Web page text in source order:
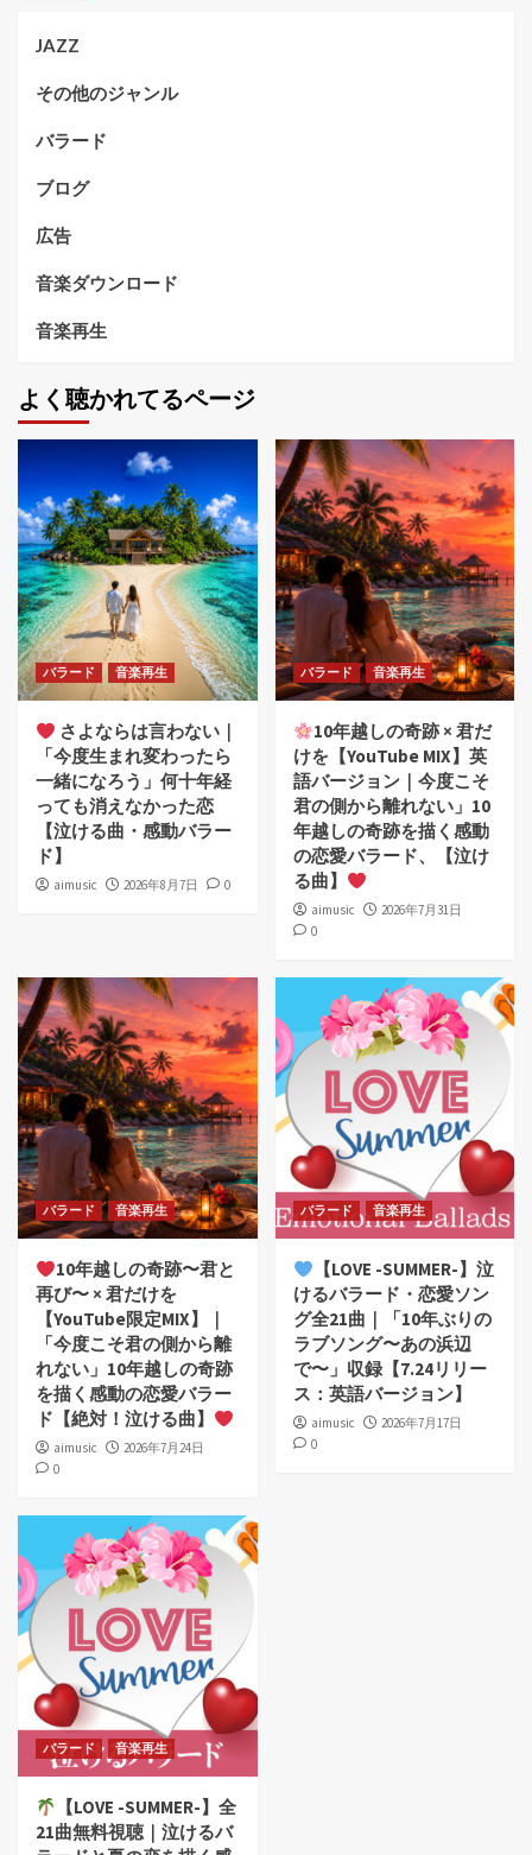
JAZZ
その他のジャンル
バラード
ブログ
広告
音楽ダウンロード
音楽再生
よく聴かれてるページ
バラード 音楽再生
さよならは言わない｜
「今度生まれ変わったら
一緒になろう」何十年経
っても消えなかった恋
【泣ける曲・感動バラー
ド】
aimusic 2026年8月7日 0
バラード 音楽再生
10年越しの奇跡 × 君だ
けを【YouTube MIX】英
語バージョン｜今度こそ
君の側から離れない」10
年越しの奇跡を描く感動
の恋愛バラード、【泣け
る曲】
aimusic
2026年7月31日
0
バラード 音楽再生
10年越しの奇跡〜君と
再び〜 × 君だけを
【YouTube限定MIX】｜
「今度こそ君の側から離
れない」10年越しの奇跡
を描く感動の恋愛バラー
ド【絶対！泣ける曲】
aimusic
2026年7月24日
0
バラード 音楽再生
【LOVE -SUMMER-】泣
けるバラード・恋愛ソン
グ全21曲｜「10年ぶりの
ラブソング〜あの浜辺
で〜」収録【7.24リリー
ス：英語バージョン】
aimusic
2026年7月17日
0
バラード 音楽再生
【LOVE -SUMMER-】全
21曲無料視聴｜泣けるバ